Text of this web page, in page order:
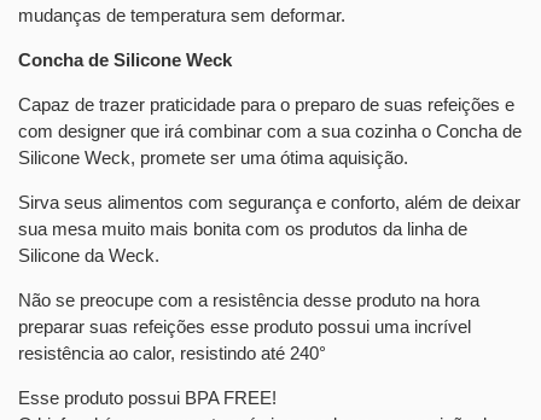
mudanças de temperatura sem deformar.
Concha de Silicone Weck
Capaz de trazer praticidade para o preparo de suas refeições e
com designer que irá combinar com a sua cozinha o Concha de
Silicone Weck, promete ser uma ótima aquisição.
Sirva seus alimentos com segurança e conforto, além de deixar
sua mesa muito mais bonita com os produtos da linha de
Silicone da Weck.
Não se preocupe com a resistência desse produto na hora
preparar suas refeições esse produto possui uma incrível
resistência ao calor, resistindo até 240°
Esse produto possui BPA FREE!